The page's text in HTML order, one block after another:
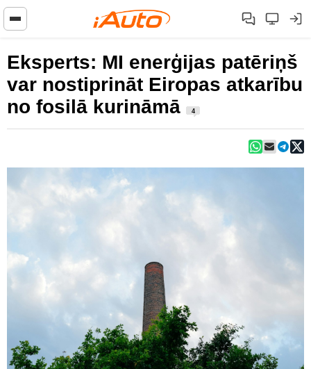
Eksperts: MI enerģijas patēriņš
var nostiprināt Eiropas atkarību
no fosilā kurināmā
4